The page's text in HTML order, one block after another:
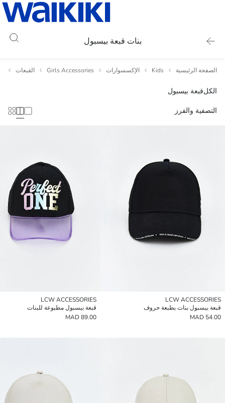
بنات قبعة بيسبول
الصفحة الرئيسية Kids الإكسسوارات Girls Accessories القبعات
الكلقبعة بيسبول
التصفية والفرز
LCW ACCESSORIES
قبعة بيسبول بنات بطبعة حروف
54.00 MAD
LCW ACCESSORIES
قبعة بيسبول مطبوعة للبنات
89.00 MAD